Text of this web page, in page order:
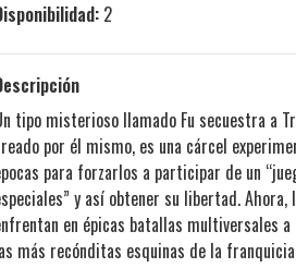
2
tipo misterioso llamado Fu secuestra a
por él mismo, es una cárcel
para forzarlos a participar de un
y así obtener su libertad.
en épicas batallas multiversales
más recónditas esquinas de la